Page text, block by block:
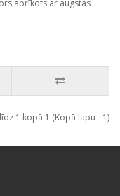
aprīkots ar augstas
1 kopā 1 (Kopā lapu - 1)